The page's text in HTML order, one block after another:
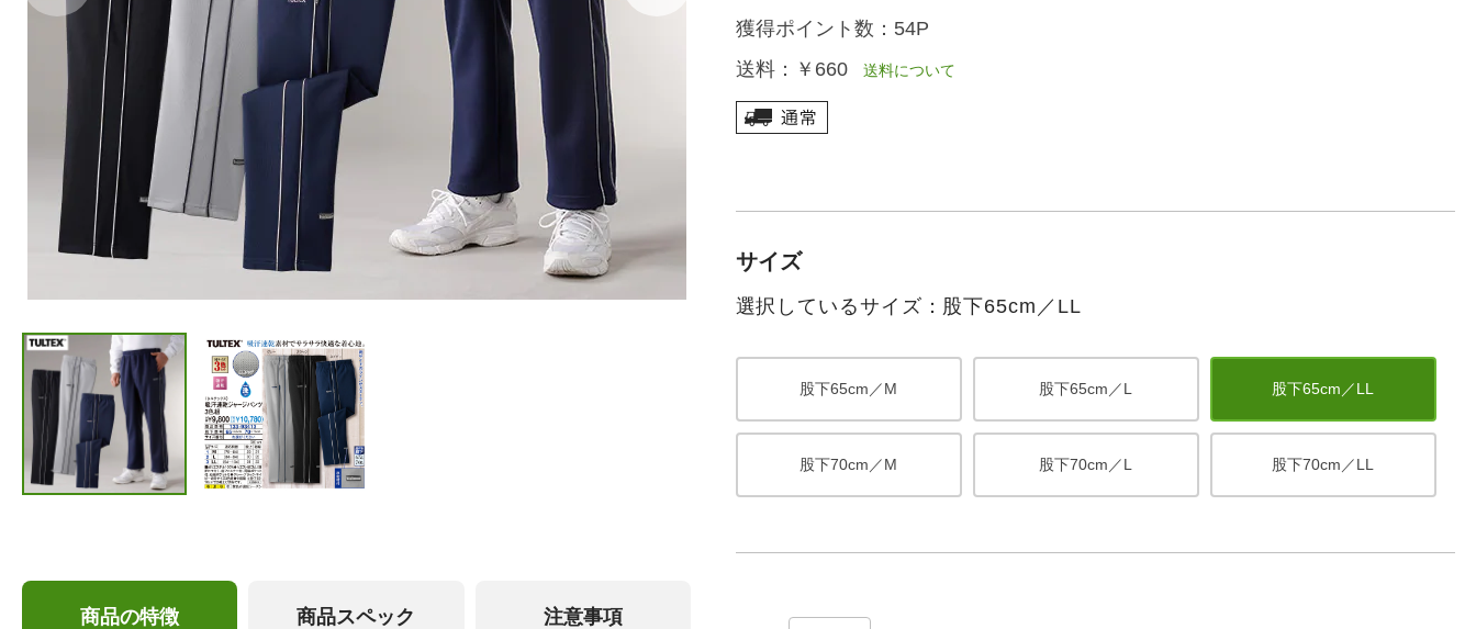
商品の特徴 商品スペック 注意事項
獲得ポイント数： 54P
送料： ￥660送料について
サイズ
選択しているサイズ：股下65cm／LL
股下65cm／M 股下65cm／L 股下65cm／LL
股下70cm／M 股下70cm／L 股下70cm／LL